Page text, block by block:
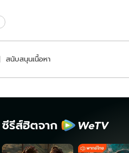
สนับสนุนเนื้อหา
ซีรีส์ฮิตจาก